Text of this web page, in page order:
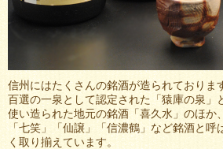
信州にはたくさんの銘酒が造られておりま
百選の一泉として認定された「猿庫の泉」
使い造られた地元の銘酒「喜久水」のほか
「七笑」「仙譲」「信濃鶴」など銘酒と呼
く取り揃えています。